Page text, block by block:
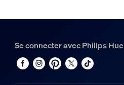
Se connecter avec Philips Hue